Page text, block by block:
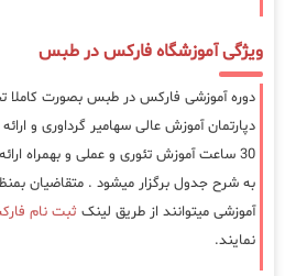
ویژگی آموزشگاه فارکس در طبس
دوره آموزشی فارکس در طبس بصورت کاملا
دپارتمان آموزش عالی سهامیر گرداوری و
30 ساعت آموزش تئوری و عملی و بهمراه ارائه
به شرح جدول برگزار میشود . متقاضیان
آموزشی میتوانند از طریق لینک ثبت نام
نمایند.